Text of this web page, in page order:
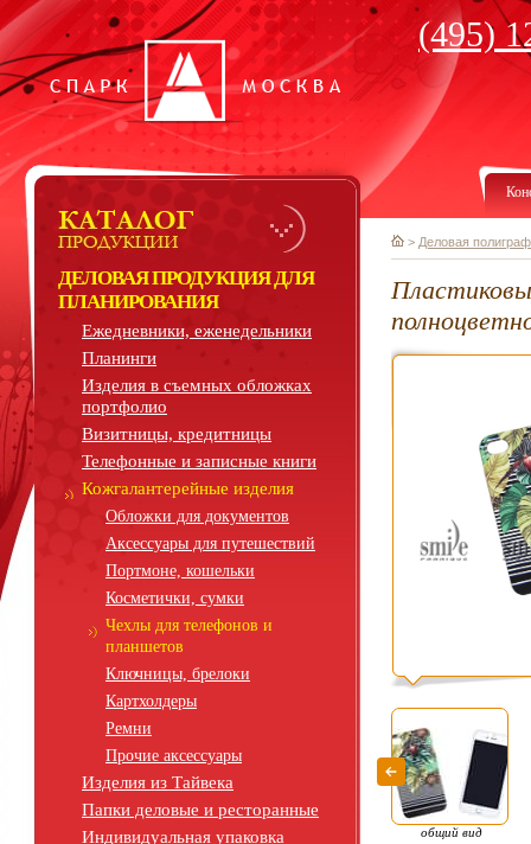
(495)
ДЕЛОВАЯ ПРОДУКЦИЯ ДЛЯ
ПЛАНИРОВАНИЯ
Ежедневники, еженедельники
Планинги
Изделия в съемных обложках
портфолио
Визитницы, кредитницы
Телефонные и записные книги
Кожгалантерейные изделия
Обложки для документов
Аксессуары для путешествий
Портмоне, кошельки
Косметички, сумки
Чехлы для телефонов и
планшетов
Ключницы, брелоки
Картхолдеры
Ремни
Прочие аксессуары
Изделия из Тайвека
Папки деловые и ресторанные
Индивидуальная упаковка
> Деловая
общий вид